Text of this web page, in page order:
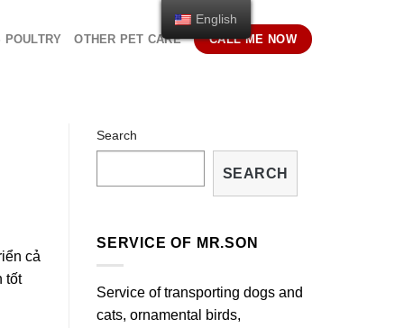
POULTRY OTHER PET CARE CALL ME NOW
cả
tốt
Search
SEARCH
SERVICE OF MR.SON
Service of transporting dogs and
cats, ornamental birds,
English